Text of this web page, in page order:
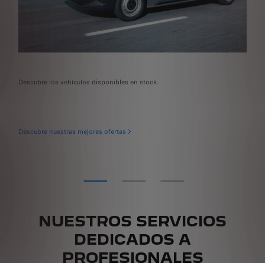
Descubre los vehículos disponibles en stock.
Descubre nuestras mejores ofertas
NUESTROS SERVICIOS
DEDICADOS A
PROFESIONALES